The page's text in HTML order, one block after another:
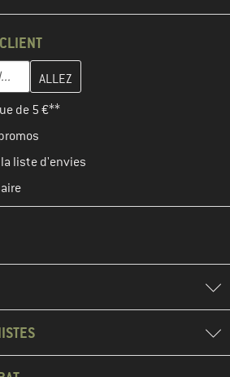
mail ici et créez votre compte client à la
de 5 €**
liste d'envies